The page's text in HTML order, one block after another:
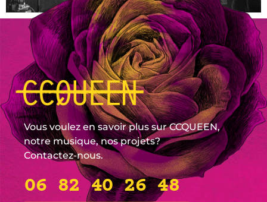
Vous voulez en savoir plus sur CCQUEEN,
notre musique, nos projets?
Contactez-nous.
06 82 40 26 48